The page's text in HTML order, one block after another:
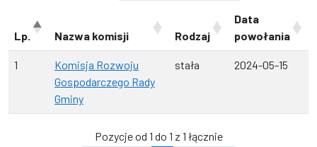
Lp. Nazwa komisji Rodzaj
Data
powołania
1
Komisja Rozwoju
Gospodarczego Rady
Gminy
stała 2024-05-15
Pozycje od 1 do 1 z 1 łącznie